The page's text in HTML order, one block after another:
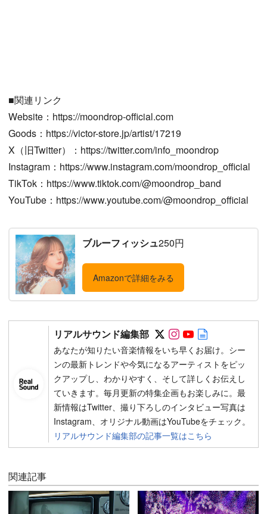
■関連リンク
Website：https://moondrop-official.com
Goods：https://victor-store.jp/artist/17219
X（旧Twitter）：https://twitter.com/info_moondrop
Instagram：https://www.instagram.com/moondrop_official
TikTok：https://www.tiktok.com/@moondrop_band
YouTube：https://www.youtube.com/@moondrop_official
ブルーフィッシュ250円
Amazonで詳細をみる
リアルサウンド編集部 Follow on SNS
Follow on SNS
Follow on
あなたが知りたい音楽情報をいち早くお届け。シー
ンの最新トレンドや今気になるアーティストをピッ
クアップし、わかりやすく、そして詳しくお伝えし
ていきます。毎月更新の特集企画もお楽しみに。最
新情報はTwitter、撮り下ろしのインタビュー写真は
Instagram、オリジナル動画はYouTubeをチェック。
リアルサウンド編集部の記事一覧はこちら
関連記事